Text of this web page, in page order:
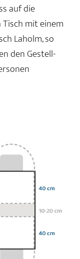
auf die
Tisch mit einem
Laholm, so
den Gestell-